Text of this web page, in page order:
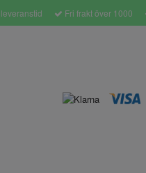
Fri frakt över 1000